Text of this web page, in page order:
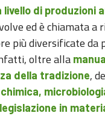
di produzioni
ed è chiamata a
più diversificate da
oltre alla
della tradizione,
in